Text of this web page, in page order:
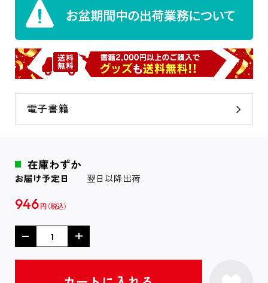
電子書籍
在庫わずか
お届け予定日 翌日以降出荷
946 円